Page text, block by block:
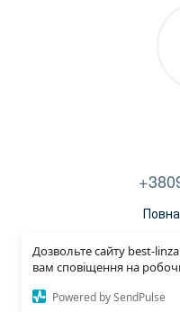
Дозвольте сайту best-
вам сповіщення на
Powered by SendPulse
Договір
©